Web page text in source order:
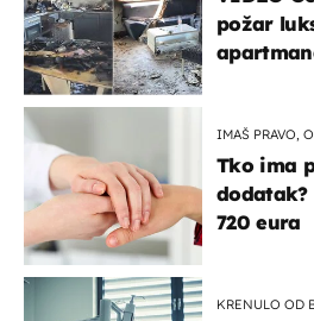
požar
IMAŠ PRAVO,
Tko ima
dodatak?
720 eura
KRENULO OD